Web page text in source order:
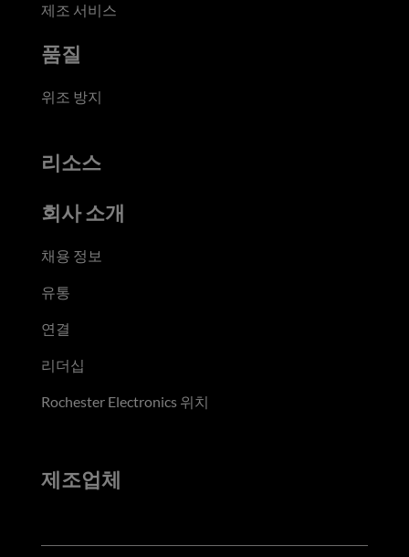
제조 서비스
품질
위조 방지
리소스
회사 소개
채용 정보
유통
연결
리더십
Rochester Electronics 위치
제조업체